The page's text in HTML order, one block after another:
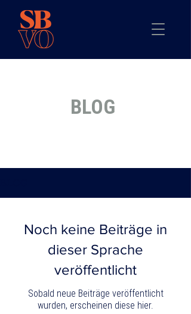
BLOG
Noch keine Beiträge in
dieser Sprache
veröffentlicht
Sobald neue Beiträge veröffentlicht
wurden, erscheinen diese hier.